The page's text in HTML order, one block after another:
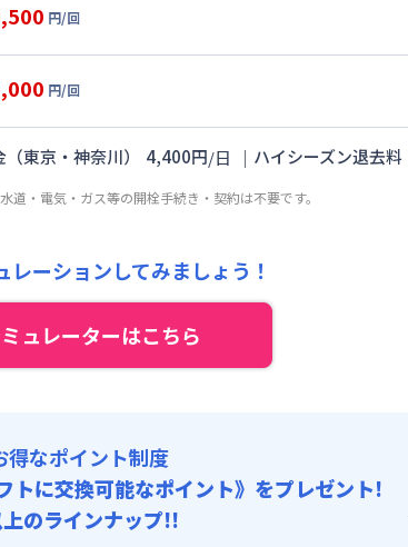
抜)
円/回
抜)
円/回
抜)
東京・神奈川） 4,400円/日 ｜ ハイシーズン退去料
・電気・ガス等の開栓手続き・契約は不要です。
ーションしてみましょう！
ュレーターはこちら
得なポイント制度
トに交換可能なポイント》をプレゼント!
のラインナップ!!